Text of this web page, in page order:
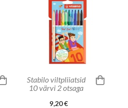
Stabilo viltpliiatsid
10 värvi 2 otsaga
9,20 €